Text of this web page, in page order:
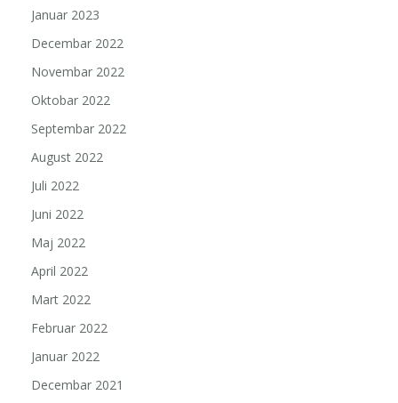
Januar 2023
Decembar 2022
Novembar 2022
Oktobar 2022
Septembar 2022
August 2022
Juli 2022
Juni 2022
Maj 2022
April 2022
Mart 2022
Februar 2022
Januar 2022
Decembar 2021